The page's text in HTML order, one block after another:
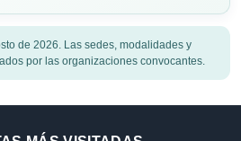
de 2026. Las sedes, modalidades y
por las organizaciones convocantes.